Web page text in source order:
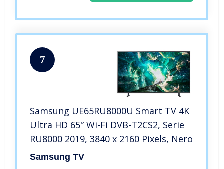
7
Samsung UE65RU8000U Smart TV 4K
Ultra HD 65″ Wi-Fi DVB-T2CS2, Serie
RU8000 2019, 3840 x 2160 Pixels, Nero
Samsung TV